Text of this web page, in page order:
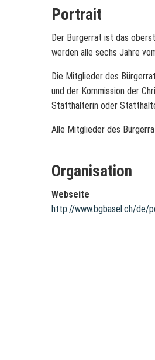
Portrait
Der Bürgerrat ist das
werden alle sechs Jahre
Die Mitglieder des
und der Kommission der
Statthalterin oder
Alle Mitglieder des
Organisation
Webseite
http://www.bgbasel.ch/de/